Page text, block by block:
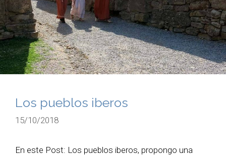
Los pueblos iberos
15/10/2018
En este Post: Los pueblos iberos, propongo una